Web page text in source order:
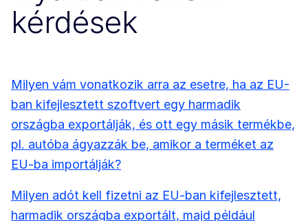
kérdések
Milyen vám vonatkozik arra az esetre, ha az EU-
ban kifejlesztett szoftvert egy harmadik
országba exportálják, és ott egy másik termékbe,
pl. autóba ágyazzák be, amikor a terméket az
EU-ba importálják?
Milyen adót kell fizetni az EU-ban kifejlesztett,
harmadik országba exportált, majd például